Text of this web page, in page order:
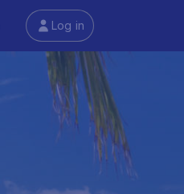
Log in